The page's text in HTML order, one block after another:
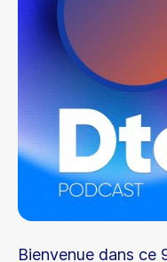
Bienvenue dans ce